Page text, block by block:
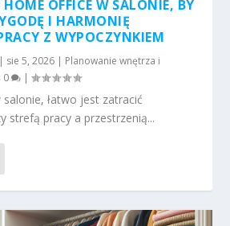
HOME OFFICE W SALONIE, BY
I HARMONIĘ
Z WYPOCZYNKIEM
| sie 5, 2026 | Planowanie wnętrza i
0 |
salonie, łatwo jest zatracić
strefą pracy a przestrzenią...